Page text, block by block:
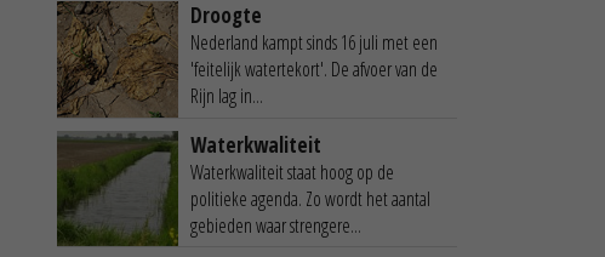
Droogte
Nederland kampt sinds 16 juli met een
'feitelijk watertekort'. De afvoer van de
Rijn lag in...
Waterkwaliteit
Waterkwaliteit staat hoog op de
politieke agenda. Zo wordt het aantal
gebieden waar strengere...